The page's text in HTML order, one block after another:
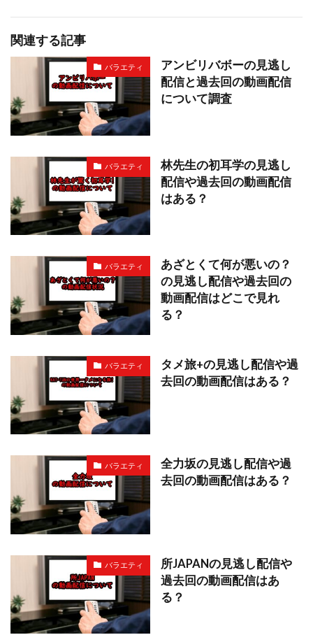
関連する記事
バラエティ
アンビリバボーの見逃し
配信と過去回の動画配信
について調査
バラエティ
林先生の初耳学の見逃し
配信や過去回の動画配信
はある？
バラエティ
あざとくて何が悪いの？
の見逃し配信や過去回の
動画配信はどこで見れ
る？
バラエティ
タメ旅+の見逃し配信や過
去回の動画配信はある？
バラエティ
全力坂の見逃し配信や過
去回の動画配信はある？
バラエティ
所JAPANの見逃し配信や
過去回の動画配信はあ
る？